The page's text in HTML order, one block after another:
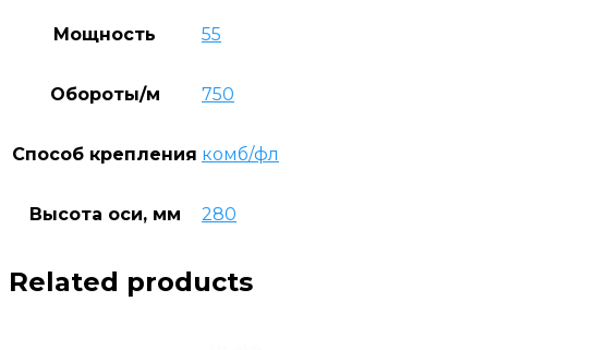
Мощность 55
Обороты/м 750
Способ крепления комб/фл
Высота оси, мм 280
Related products